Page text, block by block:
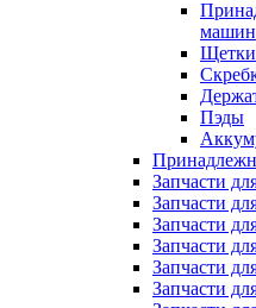
машин
Щетки
Пэды
Запчасти
Запчасти
Запчасти
Запчасти
Запчасти
Запчасти